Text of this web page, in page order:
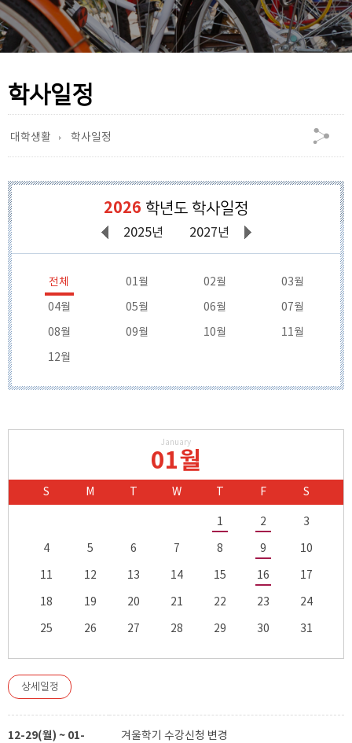
학사일정
대학생활 학사일정
2026 학년도 학사일정
2025년 2027년
전체 01월 02월
03월
04월
05월 06월
07월
08월
09월 10월
11월
12월
01월
January
S M W F S
1 2 3
4 5 6 7 8 9 10
11 12 13 14 15 16 17
18 19 20 21 22 23 24
25 26 27 28 29 30 31
상세일정
12-29(월) ~ 01-
겨울학기 수강신청 변경